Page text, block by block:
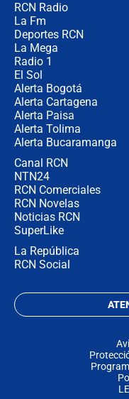
RCN Radio
La Fm
Deportes RCN
La Mega
Radio 1
El Sol
Alerta Bogotá
Alerta Cartagena
Alerta Paisa
Alerta Tolima
Alerta Bucaramanga
Canal RCN
NTN24
RCN Comerciales
RCN Novelas
Noticias RCN
SuperLike
La República
RCN Social